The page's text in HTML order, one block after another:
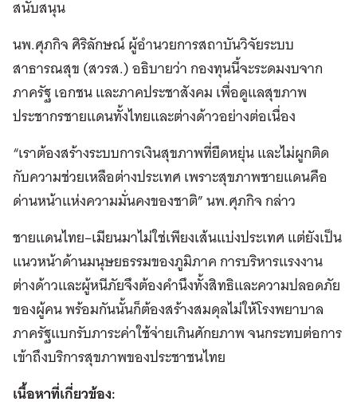
สนับสนุน
นพ.ศุภกิจ ศิริลักษณ์ ผู้อำนวยการสถาบันวิจัยระบบ
สาธารณสุข (สวรส.) อธิบายว่า กองทุนนี้จะระดมงบจาก
ภาครัฐ เอกชน และภาคประชาสังคม เพื่อดูแลสุขภาพ
ประชากรชายแดนทั้งไทยและต่างด้าวอย่างต่อเนื่อง
“เราต้องสร้างระบบการเงินสุขภาพที่ยืดหยุ่น และไม่ผูกติด
กับความช่วยเหลือต่างประเทศ เพราะสุขภาพชายแดนคือ
ด่านหน้าแห่งความมั่นคงของชาติ” นพ.ศุภกิจ กล่าว
ชายแดนไทย–เมียนมาไม่ใช่เพียงเส้นแบ่งประเทศ แต่ยังเป็น
แนวหน้าด้านมนุษยธรรมของภูมิภาค การบริหารแรงงาน
ต่างด้าวและผู้หนีภัยจึงต้องคำนึงทั้งสิทธิและความปลอดภัย
ของผู้คน พร้อมกันนั้นก็ต้องสร้างสมดุลไม่ให้โรงพยาบาล
ภาครัฐแบกรับภาระค่าใช้จ่ายเกินศักยภาพ จนกระทบต่อการ
เข้าถึงบริการสุขภาพของประชาชนไทย
เนื้อหาที่เกี่ยวข้อง: